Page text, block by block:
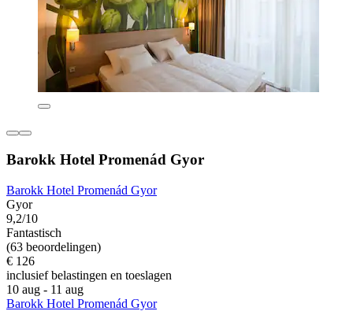
Barokk Hotel Promenád Gyor
Barokk Hotel Promenád Gyor
Gyor
9,2/10
Fantastisch
(63 beoordelingen)
€ 126
inclusief belastingen en toeslagen
10 aug - 11 aug
Barokk Hotel Promenád Gyor